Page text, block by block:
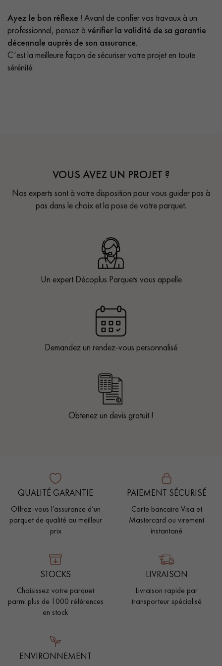
Ayez le bon réflexe ! Avant de confier vos travaux à un
professionnel, pensez à vérifier la validité de sa garantie
décennale auprès de son assurance.
C’est la meilleure façon de sécuriser votre projet en toute
sérénité.
VOUS AVEZ UN PROJET ?
Nos experts sont à votre disposition pour vous guider pas à
pas dans le choix et la pose de votre parquet.
Un expert Décoplus Parquets vous appelle
Demandez un rendez-vous personnalisé
Obtenez un devis gratuit !
QUALITÉ GARANTIE
Offrez-vous l’assurance d’un
parquet de qualité au meilleur
prix
PAIEMENT SÉCURISÉ
Carte bancaire Visa et
Mastercard ou virement
instantané
STOCKS
Choisissez votre parquet
parmi plus de 1000 références
en stock
LIVRAISON
Livraison rapide par
transporteur spécialisé
ENVIRONNEMENT